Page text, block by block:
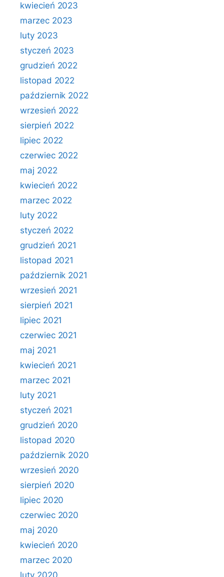
kwiecień 2023
marzec 2023
luty 2023
styczeń 2023
grudzień 2022
listopad 2022
październik 2022
wrzesień 2022
sierpień 2022
lipiec 2022
czerwiec 2022
maj 2022
kwiecień 2022
marzec 2022
luty 2022
styczeń 2022
grudzień 2021
listopad 2021
październik 2021
wrzesień 2021
sierpień 2021
lipiec 2021
czerwiec 2021
maj 2021
kwiecień 2021
marzec 2021
luty 2021
styczeń 2021
grudzień 2020
listopad 2020
październik 2020
wrzesień 2020
sierpień 2020
lipiec 2020
czerwiec 2020
maj 2020
kwiecień 2020
marzec 2020
luty 2020